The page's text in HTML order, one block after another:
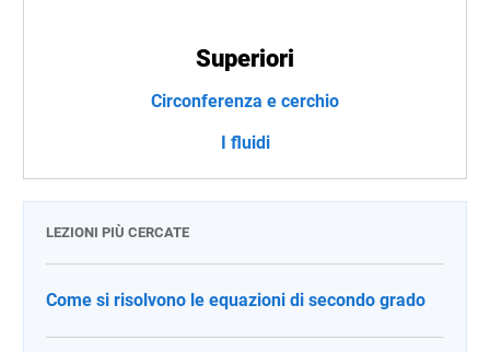
Superiori
Circonferenza e cerchio
I fluidi
LEZIONI PIÙ CERCATE
Come si risolvono le equazioni di secondo grado